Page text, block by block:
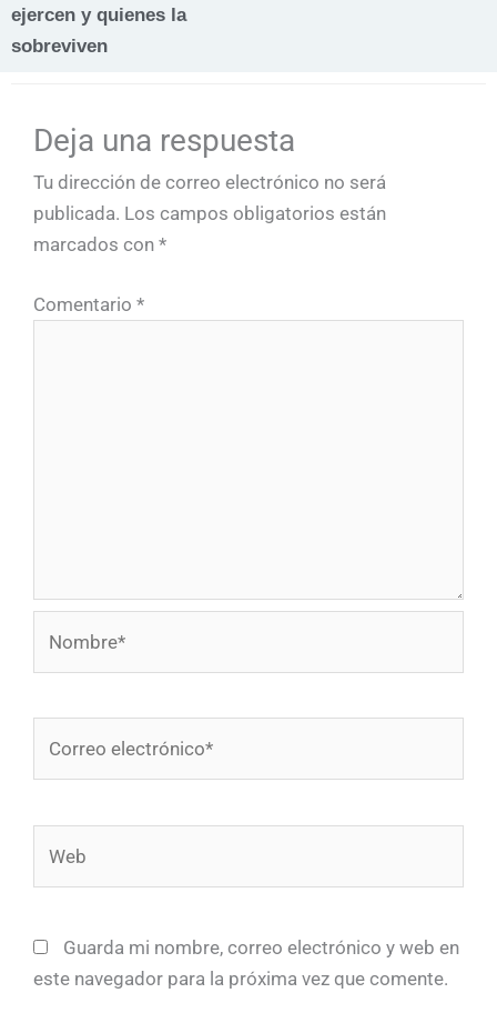
ejercen y quienes la
sobreviven
Deja una respuesta
Tu dirección de correo electrónico no será
publicada. Los campos obligatorios están
marcados con *
Comentario *
Guarda mi nombre, correo electrónico y web en
este navegador para la próxima vez que comente.